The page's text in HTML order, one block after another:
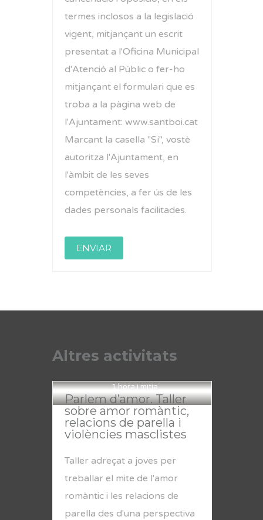
termes inclosos a la legislació
vigent, mitjançant un escrit
presentat a l'Oficina Municipal
d'Atenció al Públic o fer-ho
mitjançant el formulari que es
troba a la pàgina web de
l'Ajuntament: www.santboi.cat
Marcant la casella "Sí", vostè
autoritza l'Ajuntament, en
l'àmbit de les seves
competències, a fer ús de les
dades personals facilitades.
Altres activitats
1 hora i mitja
Parlem d’amor. Taller
sobre amor romàntic,
relacions de parella i
violències masclistes
Taller adreçat a joves per
treballar el mite de l'amor
romàntic i les relacions de
parella des d'una perspectiva